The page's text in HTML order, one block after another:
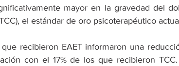
mayor en la gravedad del
el estándar de oro psicoterapéutico
recibieron EAET informaron una
con el 17% de los que recibieron